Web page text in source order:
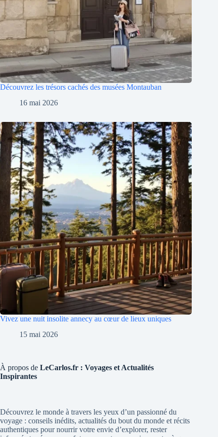
Découvrez les trésors cachés des musées Montauban
16 mai 2026
Vivez une nuit insolite annecy au cœur de lieux uniques
15 mai 2026
À propos de LeCarlos.fr : Voyages et Actualités
Inspirantes
Découvrez le monde à travers les yeux d’un passionné du
voyage : conseils inédits, actualités du bout du monde et récits
authentiques pour nourrir votre envie d’explorer, rester